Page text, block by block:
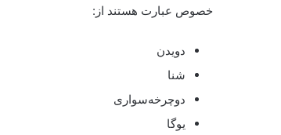
خصوص عبارت هستند از:
دویدن
شنا
دوچرخه‌سواری
یوگا